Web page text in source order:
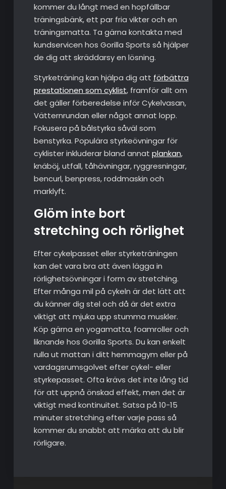
kommer du långt med en hopfällbar
träningsbänk, ett par fria vikter och en
träningsmatta. Ta gärna kontakta med
kundservicen hos Gorilla Sports så hjälper
de dig att skräddarsy en lösning.
Styrketräning kan hjälpa dig att förbättra
prestationen som cyklist, framför allt om
det gäller förberedelse inför Cykelvasan,
Vätternrundan eller något annat lopp.
Fokusera på bålstyrka såväl som
benstyrka. Populära styrkeövningar för
cyklister inkluderar bland annat plankan,
knäböj, utfall, tåhävningar, ryggresningar,
bencurl, benpress, roddmaskin och
marklyft.
Glöm inte bort
stretching och rörlighet
Efter cykelpasset eller styrketräningen
kan det vara bra att även lägga in
rörlighetsövningar i form av stretching.
Efter många mil på cykeln är det lätt att
du känner dig stel och då är det extra
viktigt att mjuka upp stumma muskler.
Köp gärna en yogamatta, foamroller och
liknande hos Gorilla Sports. Du kan enkelt
rulla ut mattan i ditt hemmagym eller på
vardagsrumsgolvet efter cykel- eller
styrkepasset. Ofta krävs det inte lång tid
för att uppnå önskad effekt, men det är
viktigt med kontinuitet. Satsa på 10-15
minuter stretching efter varje pass så
kommer du snabbt att märka att du blir
rörligare.